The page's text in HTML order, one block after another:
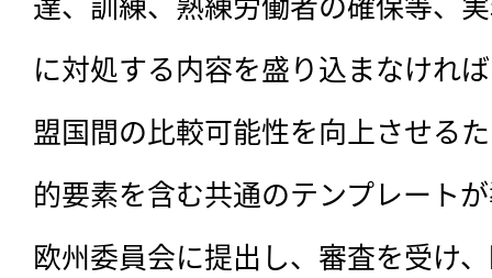
に対処する内容を盛り込まなけれ
盟国間の比較可能性を向上させる
的要素を含む共通のテンプレート
欧州委員会に提出し、審査を受け